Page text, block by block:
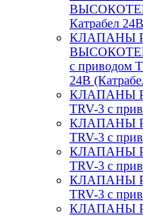
Катрабел 24В
КЛАПАНЫ
с приводом
24В
КЛАПАНЫ
TRV-3 с
КЛАПАНЫ
TRV-3 с
КЛАПАНЫ
TRV-3 с
КЛАПАНЫ
TRV-3 с
КЛАПАНЫ